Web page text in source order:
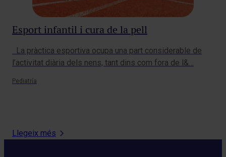
Esport infantil i cura de la pell
La pràctica esportiva ocupa una part considerable de
l’activitat diària dels nens, tant dins com fora de l&…
Pediatría
Llegeix més